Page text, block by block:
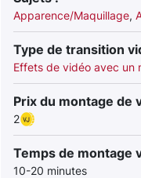
Apparence/Maquillage,
Type de transition
Effets de vidéo avec un
Prix du montage de
2
Temps de montage
10-20 minutes